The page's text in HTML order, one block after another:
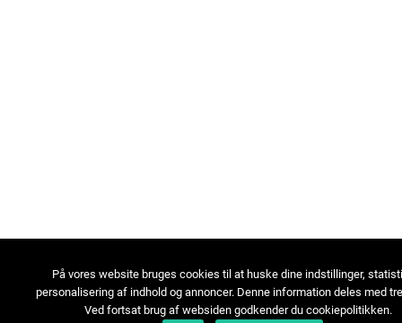
På vores website bruges cookies til at huske dine indstillinger,
personalisering af indhold og annoncer. Denne information deles med
Ved fortsat brug af websiden godkender du cookiepolitikken.